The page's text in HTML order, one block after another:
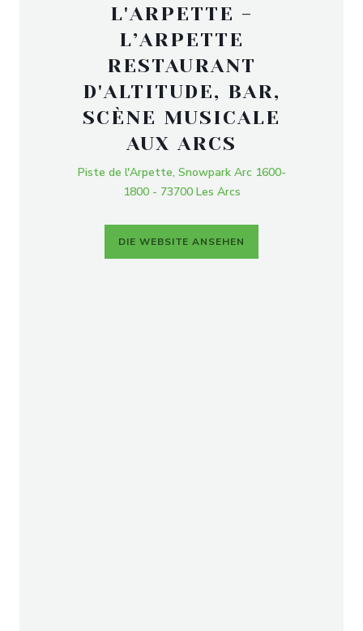
L'ARPETTE -
L’ARPETTE
RESTAURANT
D'ALTITUDE, BAR,
SCÈNE MUSICALE
AUX ARCS
Piste de l'Arpette, Snowpark Arc 1600-
1800 - 73700 Les Arcs
DIE WEBSITE ANSEHEN